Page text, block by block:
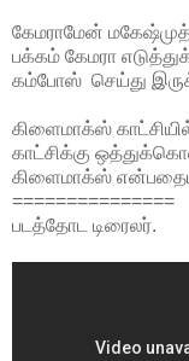
கேமராமேன்
பக்கம் கேமரா
கம்போஸ் செய்து
கிளைமாக்ஸ்
காட்சிக்கு
கிளைமாக்ஸ்
===============
படத்தோட டிரைலர்.